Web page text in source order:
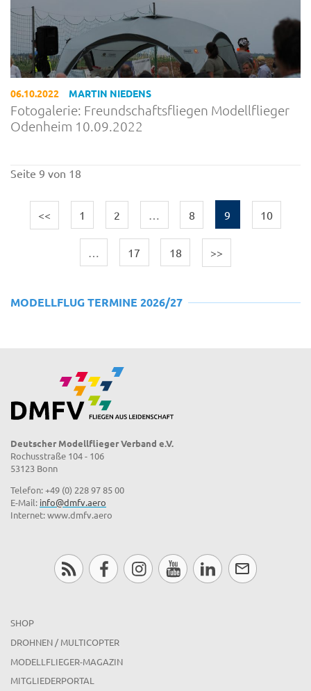
06.10.2022 MARTIN NIEDENS
Fotogalerie: Freundschaftsfliegen Modellflieger
Odenheim 10.09.2022
Seite 9 von 18
<< 1 2 8 9 10
17 18 >>
MODELLFLUG TERMINE 2026/27
Deutscher Modellflieger Verband e.V.
Rochusstraße 104 - 106
53123 Bonn
Telefon: +49 (0) 228 97 85 00
E-Mail: info@dmfv.aero
Internet: www.dmfv.aero
SHOP
DROHNEN / MULTICOPTER
MODELLFLIEGER-MAGAZIN
MITGLIEDERPORTAL